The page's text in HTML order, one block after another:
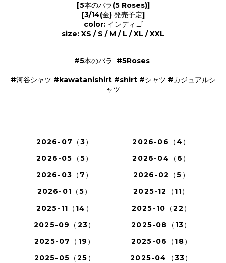
[5本のバラ(5 Roses)]
[3/14(金) 発売予定]
color: インディゴ
size: XS / S / M / L / XL / XXL
#5本のバラ #5Roses
#河谷シャツ #kawatanishirt #shirt #シャツ #カジュアルシ
ャツ
2026-07（3）
2026-06（4）
2026-05（5）
2026-04（6）
2026-03（7）
2026-02（5）
2026-01（5）
2025-12（11）
2025-11（14）
2025-10（22）
2025-09（23）
2025-08（13）
2025-07（19）
2025-06（18）
2025-05（25）
2025-04（33）